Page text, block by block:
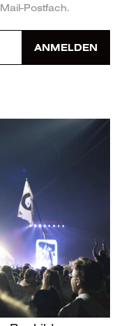
Postfach.
ANMELDEN